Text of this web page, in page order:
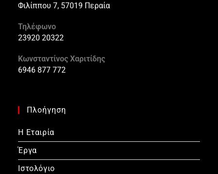
Φιλίππου 7, 57019 Περαία
Τηλέφωνο
23920 20322
Κωνσταντίνος Χαριτίδης
6946 877 772
Πλοήγηση
Η Εταιρία
Έργα
Ιστολόγιο